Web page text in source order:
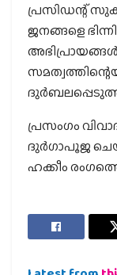
പ്രസിഡന്റ്
ജനങ്ങളെ
അഭിപ്രായങ്ങള്‍
പ്രസംഗം
ദുര്‍ഗാപൂജ
ഹക്കീം